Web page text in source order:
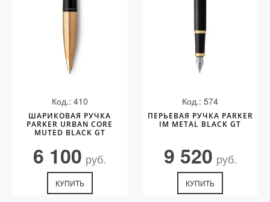
Код.: 410
ШАРИКОВАЯ РУЧКА
PARKER URBAN CORE
MUTED BLACK GT
6 100 руб.
КУПИТЬ
Код.: 574
ПЕРЬЕВАЯ РУЧКА PARKER
IM METAL BLACK GT
9 520 руб.
КУПИТЬ